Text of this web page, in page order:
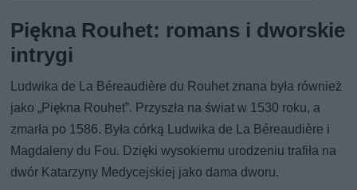
Piękna Rouhet: romans i dworskie
intrygi
Ludwika de La Béreaudière du Rouhet znana była również
jako „Piękna Rouhet”. Przyszła na świat w 1530 roku, a
zmarła po 1586. Była córką Ludwika de La Béreaudière i
Magdaleny du Fou. Dzięki wysokiemu urodzeniu trafiła na
dwór Katarzyny Medycejskiej jako dama dworu.